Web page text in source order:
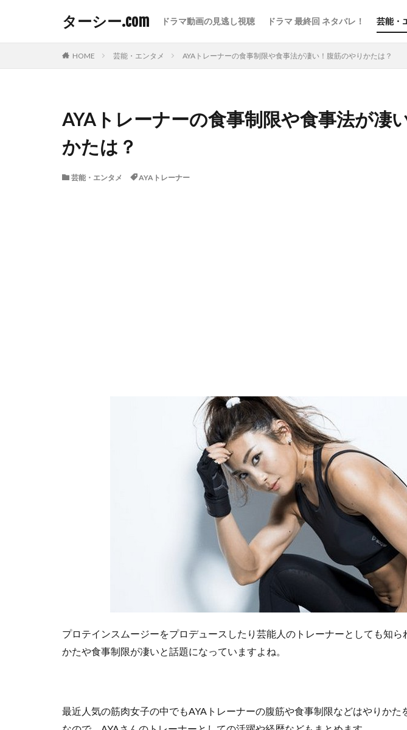
ターシー.com ドラマ動画の見逃し視聴 ドラマ 最終回 ネタバレ！ 芸能・
HOME 芸能・エンタメ AYAトレーナーの食事制限や食事法が凄い！腹筋のやりかたは？
AYAトレーナーの食事制限や食事法が凄
かたは？
芸能・エンタメ AYAトレーナー
プロテインスムージーをプロデュースしたり芸能人のトレーナーとしても知ら
かたや食事制限が凄いと話題になっていますよね。
最近人気の筋肉女子の中でもAYAトレーナーの腹筋や食事制限などはやりかた